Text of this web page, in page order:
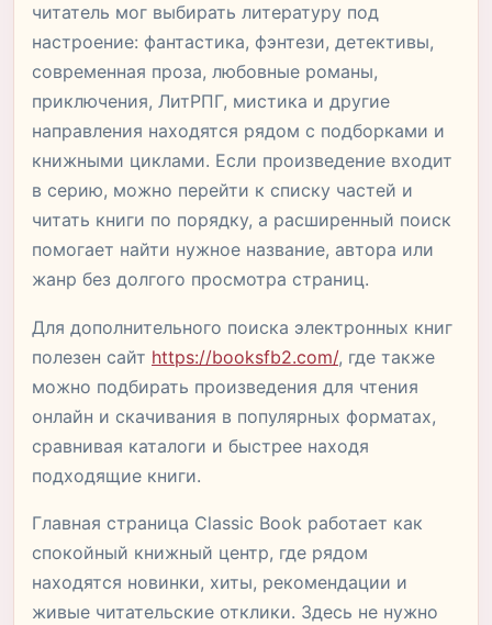
читатель мог выбирать литературу под
настроение: фантастика, фэнтези, детективы,
современная проза, любовные романы,
приключения, ЛитРПГ, мистика и другие
направления находятся рядом с подборками и
книжными циклами. Если произведение входит
в серию, можно перейти к списку частей и
читать книги по порядку, а расширенный поиск
помогает найти нужное название, автора или
жанр без долгого просмотра страниц.
Для дополнительного поиска электронных книг
полезен сайт https://booksfb2.com/, где также
можно подбирать произведения для чтения
онлайн и скачивания в популярных форматах,
сравнивая каталоги и быстрее находя
подходящие книги.
Главная страница Classic Book работает как
спокойный книжный центр, где рядом
находятся новинки, хиты, рекомендации и
живые читательские отклики. Здесь не нужно